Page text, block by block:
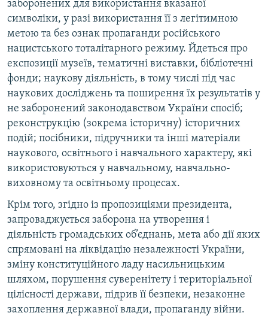
заборонених для використання вказаної
символіки, у разі використання її з легітимною
метою та без ознак пропаганди російського
нацистського тоталітарного режиму. Йдеться про
експозиції музеїв, тематичні виставки, бібліотечні
фонди; наукову діяльність, в тому числі під час
наукових досліджень та поширення їх результатів у
не заборонений законодавством України спосіб;
реконструкцію (зокрема історичну) історичних
подій; посібники, підручники та інші матеріали
наукового, освітнього і навчального характеру, які
використовуються у навчальному, навчально-
виховному та освітньому процесах.
Крім того, згідно із пропозиціями президента,
запроваджується заборона на утворення і
діяльність громадських об’єднань, мета або дії яких
спрямовані на ліквідацію незалежності України,
зміну конституційного ладу насильницьким
шляхом, порушення суверенітету і територіальної
цілісності держави, підрив її безпеки, незаконне
захоплення державної влади, пропаганду війни.